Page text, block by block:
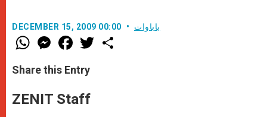
DECEMBER 15, 2009 00:00 باباوات
W
h
t
s
p
p
M
e
s
e
g
e
F
a
e
b
o
k
w
Share this Entry
ZENIT Staff